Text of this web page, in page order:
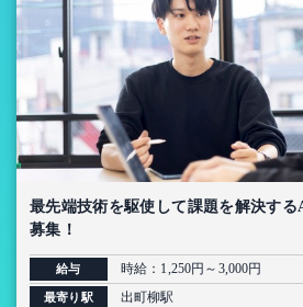
最先端技術を駆使して課題を解決す
募集！
給与 時給：1,250円～3,000円
最寄り駅 出町柳駅